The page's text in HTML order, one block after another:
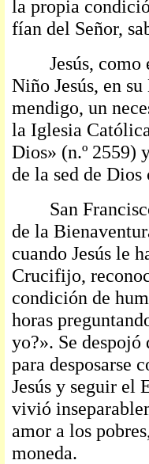
la propia
fían del Señor,
Jesús, como
Niño Jesús, en
mendigo, un
la Iglesia
Dios» (n.º 2559)
de la sed de Dios
San Francisco
de la
cuando Jesús le
Crucifijo,
condición de
horas
yo?». Se despojó
para desposarse
Jesús y seguir el
vivió
amor a los
moneda.